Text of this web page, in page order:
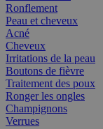
Ronflement
Peau et cheveux
Acné
Cheveux
Irritations de la peau
Boutons de fièvre
Traitement des poux
Ronger les ongles
Champignons
Verrues